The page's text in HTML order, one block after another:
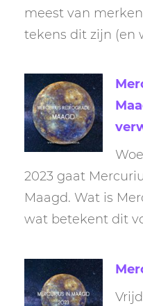
meest van
tekens dit zijn (en
2023 gaat
Maagd. Wat is
wat betekent dit